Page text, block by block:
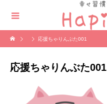
応援ちゃりんぶた001
応援ちゃりんぶた001